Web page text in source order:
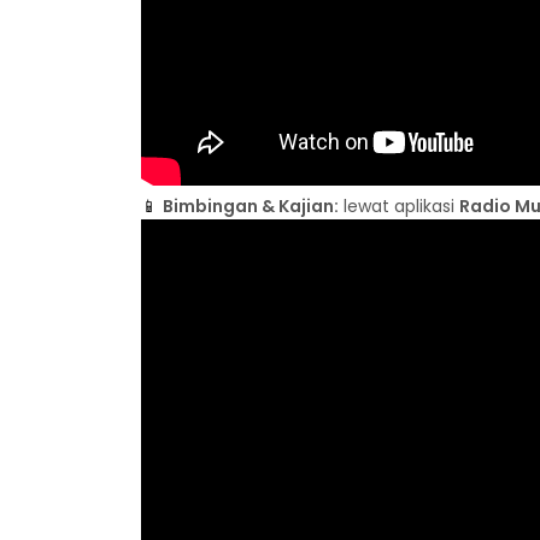
📱 Bimbingan & Kajian: lewat aplikasi Radio